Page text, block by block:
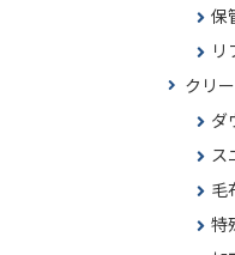
保
リ
クリ
ダ
ス
毛
特